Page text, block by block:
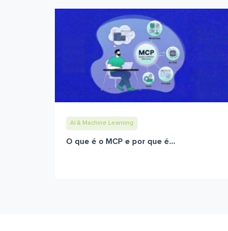
AI & Machine Learning
O que é o MCP e por que é...